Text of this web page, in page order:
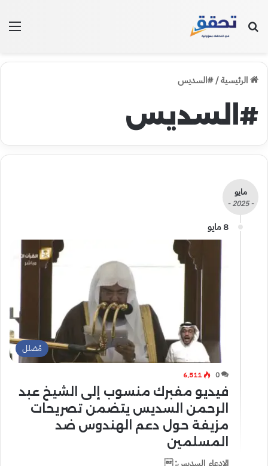
بحث عن
الرئيسية/#السديس
#السديس
مايو
- 2025 -
8 مايو
مُضلل
0 6٬511
فيديو مفبرك منسوب إلى الشيخ عبد
الرحمن السديس يتضمن تصريحات
مزيفة حول دعم الهندوس ضد
المسلمين